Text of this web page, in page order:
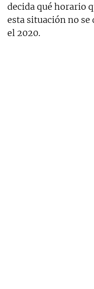
decida qué horario
esta situación no
el 2020.